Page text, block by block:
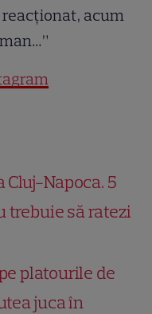
reacționat, acum
Cluj-Napoca. 5
trebuie să ratezi
platourile de
juca în